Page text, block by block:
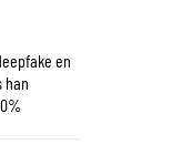
en
han